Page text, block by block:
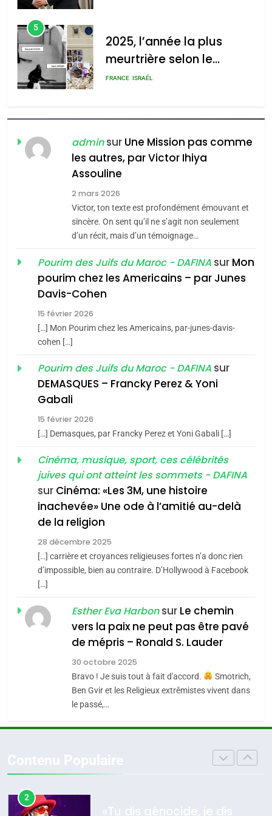
l’antisémitisme
admin 0
5
2025, l’année la plus
meurtrière selon le
rapport d’ADL contre
FRANCE ISRAÉL
FIÈRE, DIGNE ET RÉSILIENTE :
POURQUOI JE REVENDIQUE
MA JUDAÏTE par Thérèse
Zrihen-Dvir
ISRAÉL JUDAISME
CE QUI NOUS MANQUE –
Jacques Hadida
JUDAISME
Maroc : Les amandes de
Tafraout, le miel de Tadla
du terroir
Oeil ravageur – Vanessa
De Loya Stauber
«Tu dis génocide, je dis
guerre»: La nouvelle
chanson de Boy George
ISRAÉL JUDAISME
Accords d’Isaac:
l’alliance pourrait
s’étendre à 13 pays
d’Amérique latine
ISRAÉL JUDAISME
2025, l’année la plus
meurtrière selon le
FIÈRE, DIGNE ET RÉSILIENTE :
adminsur Une Mission pas comme
les autres, par Victor Ihiya
Assouline
2 mars 2026
Victor, ton texte est profondément émouvant et
sincère. On sent qu’il ne s’agit non seulement
d’un récit, mais d’un témoignage…
Pourim des Juifs du Maroc - DAFINA sur Mon
pourim chez les Americains – par Junes
Davis-Cohen
15 février 2026
[…] Mon Pourim chez les Americains, par-junes-davis-
cohen […]
Pourim des Juifs du Maroc - DAFINA sur
DEMASQUES – Francky Perez & Yoni
Gabali
15 février 2026
[…] Demasques, par Francky Perez et Yoni Gabali […]
Cinéma, musique, sport, ces célébrités
juives qui ont atteint les sommets - DAFINA
sur Cinéma: «Les 3M, une histoire
inachevée» Une ode à l’amitié au-delà
de la religion
28 décembre 2025
[…] carrière et croyances religieuses fortes n’a donc rien
d’impossible, bien au contraire. D’Hollywood à Facebook
[…]
Esther Eva Harbonsur Le chemin
vers la paix ne peut pas être pavé
de mépris – Ronald S. Lauder
30 octobre 2025
Bravo ! Je suis tout à fait d'accord.
Smotrich,
Ben Gvir et les Religieux extrêmistes vivent dans
le passé,…
meurtrière selon le rapport
l’antisémitisme
FIÈRE, DIGNE ET RÉSILIENTE :
POURQUOI JE REVENDIQUE
MA JUDAÏTE par Thérèse
Zrihen-Dvir
ISRAÉL
CE QUI NOUS MANQUE –
JUDAISME
Maroc : Les amandes de
Tafraout, le miel de Tadla
Azilal consacrés produits
du terroir
DAFINA MAROC
Oeil ravageur – Vanessa De
2